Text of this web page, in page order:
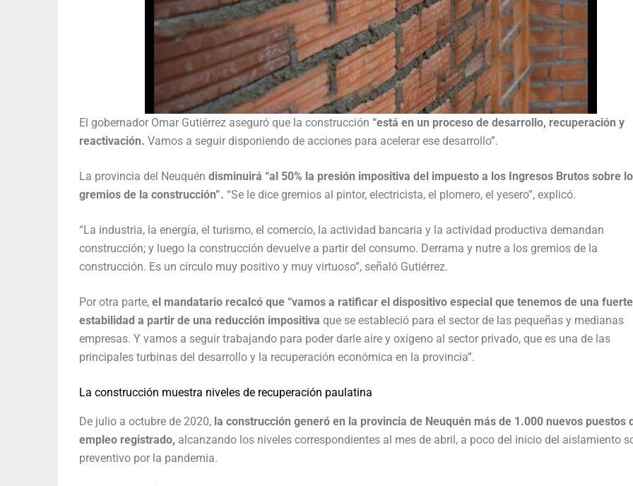
El gobernador Omar Gutiérrez aseguró que la construcción “está en un proceso de desarrollo, recuperación y
reactivación. Vamos a seguir disponiendo de acciones para acelerar ese desarrollo”.
La provincia del Neuquén disminuirá “al 50% la presión impositiva del impuesto a los Ingresos Brutos sobre
gremios de la construcción”. “Se le dice gremios al pintor, electricista, el plomero, el yesero”, explicó.
“La industria, la energía, el turismo, el comercio, la actividad bancaria y la actividad productiva demandan
construcción; y luego la construcción devuelve a partir del consumo. Derrama y nutre a los gremios de la
construcción. Es un círculo muy positivo y muy virtuoso”, señaló Gutiérrez.
Por otra parte, el mandatario recalcó que “vamos a ratificar el dispositivo especial que tenemos de una fuerte
estabilidad a partir de una reducción impositiva que se estableció para el sector de las pequeñas y medianas
empresas. Y vamos a seguir trabajando para poder darle aire y oxígeno al sector privado, que es una de las
principales turbinas del desarrollo y la recuperación económica en la provincia”.
La construcción muestra niveles de recuperación paulatina
De julio a octubre de 2020, la construcción generó en la provincia de Neuquén más de 1.000 nuevos puestos
empleo registrado, alcanzando los niveles correspondientes al mes de abril, a poco del inicio del aislamiento
preventivo por la pandemia.